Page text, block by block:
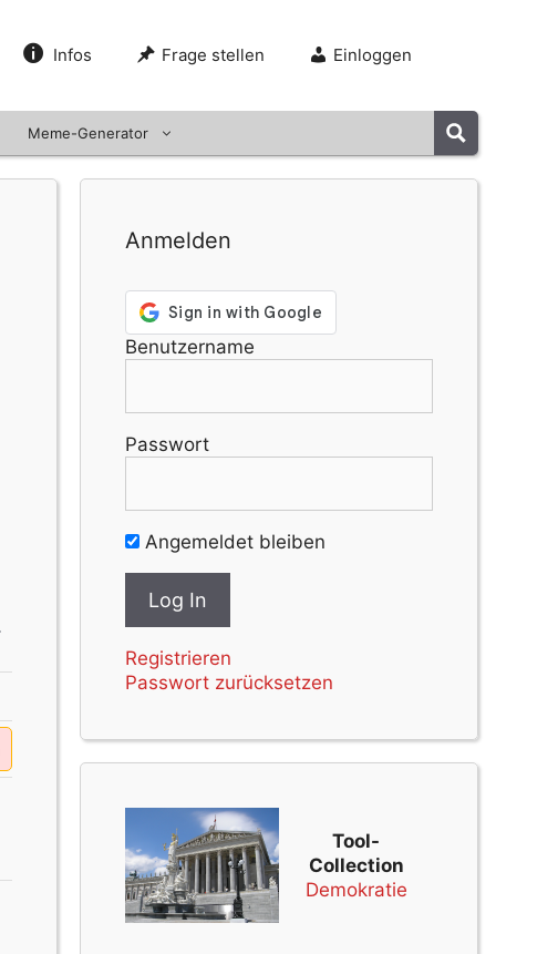
Infos Frage stellen Einloggen
Meme-Generator
Anmelden
Benutzername
Passwort
Angemeldet bleiben
Registrieren
Passwort zurücksetzen
Tool-
Collection
Demokratie